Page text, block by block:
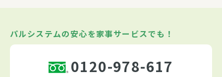
パルシステムの安心を家事サービスでも！
0120-978-617